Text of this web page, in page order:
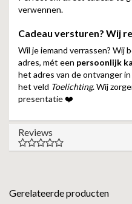
verwennen.
Cadeau versturen? Wij
Wil je iemand verrassen? Wij
adres, mét een persoonlijk
het adres van de ontvanger
het veld Toelichting. Wij
presentatie ❤️
Reviews
Gerelateerde producten